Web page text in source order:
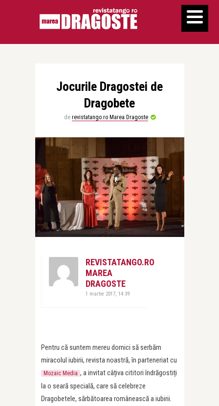
Jocurile Dragostei de
Dragobete
de revistatango.ro Marea Dragoste
REVISTATANGO.RO
MAREA
DRAGOSTE
1 martie 2017, 14:39
Pentru că suntem mereu dornici să serbăm
miracolul iubirii, revista noastră, în parteneriat cu
Mozaic Media , a invitat câțiva cititori îndrăgostiți
la o seară specială, care să celebreze
Dragobetele, sărbătoarea românească a iubirii.